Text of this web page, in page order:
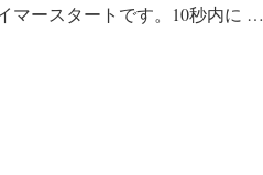
マースタートです。10秒内に …